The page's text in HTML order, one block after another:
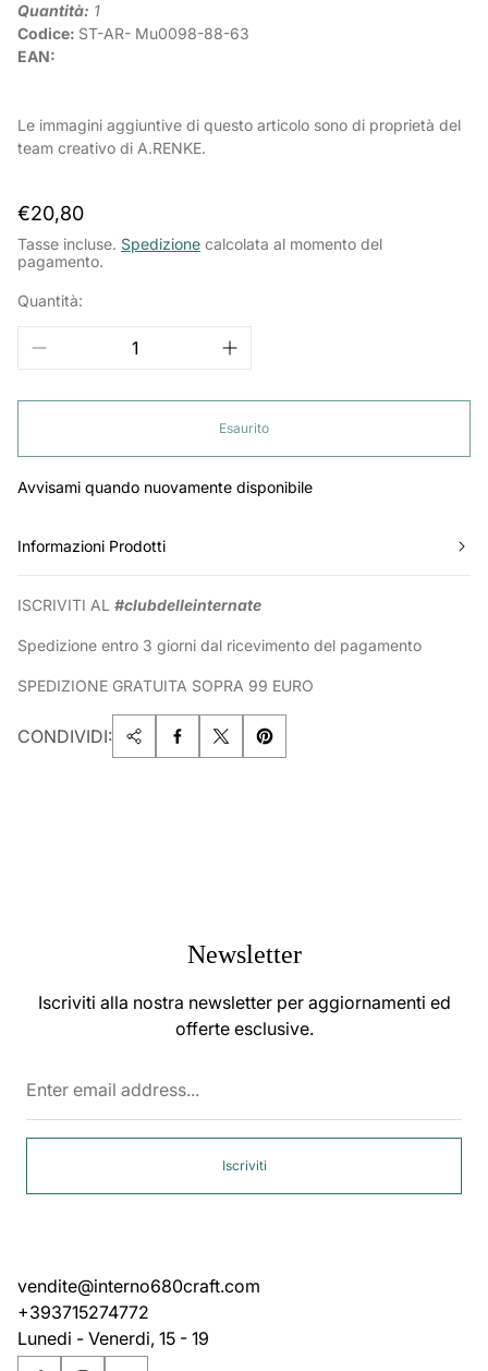
Quantità: 1
Codice: ST-AR- Mu0098-88-63
EAN:
Le immagini aggiuntive di questo articolo sono di proprietà del
team creativo di A.RENKE.
Prezzo
normale
€20,80
Tasse incluse. Spedizione calcolata al momento del
pagamento.
Quantità:
Esaurito
Avvisami quando nuovamente disponibile
Informazioni Prodotti
ISCRIVITI AL #clubdelleinternate
Spedizione entro 3 giorni dal ricevimento del pagamento
SPEDIZIONE GRATUITA SOPRA 99 EURO
CONDIVIDI:
Newsletter
Iscriviti alla nostra newsletter per aggiornamenti ed
offerte esclusive.
Iscriviti
vendite@interno680craft.com
+393715274772
Lunedi - Venerdi, 15 - 19